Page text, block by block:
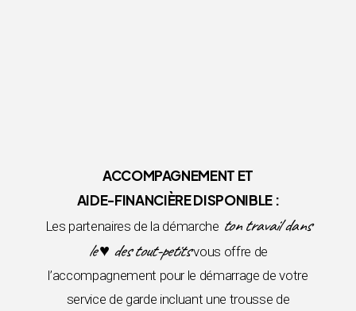
ACCOMPAGNEMENT ET
AIDE-FINANCIÈRE DISPONIBLE :
Les partenaires de la démarche ton travail dans
le ♥ des tout-petitsvous offre de
l’accompagnement pour le démarrage de votre
service de garde incluant une trousse de